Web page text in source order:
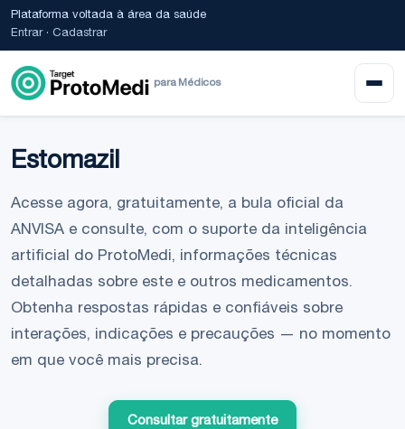
Plataforma voltada à área da saúde
Entrar· Cadastrar
para Médicos
Estomazil
Acesse agora, gratuitamente, a bula oficial da
ANVISA e consulte, com o suporte da inteligência
artificial do ProtoMedi, informações técnicas
detalhadas sobre este e outros medicamentos.
Obtenha respostas rápidas e confiáveis sobre
interações, indicações e precauções — no momento
em que você mais precisa.
Consultar gratuitamente